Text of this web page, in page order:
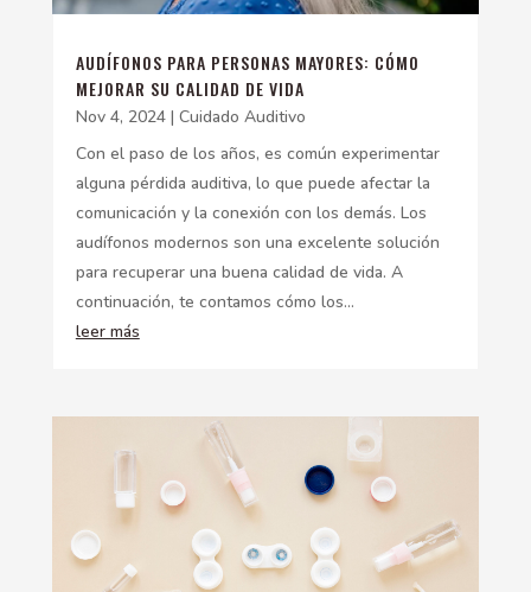
AUDÍFONOS PARA PERSONAS MAYORES: CÓMO
MEJORAR SU CALIDAD DE VIDA
Nov 4, 2024| Cuidado Auditivo
Con el paso de los años, es común experimentar
alguna pérdida auditiva, lo que puede afectar la
comunicación y la conexión con los demás. Los
audífonos modernos son una excelente solución
para recuperar una buena calidad de vida. A
continuación, te contamos cómo los...
leer más